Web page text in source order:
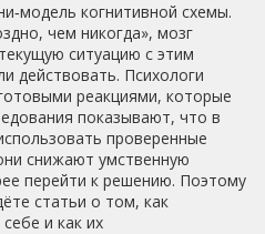
когнитивной схемы.
чем никогда», мозг
ситуацию с этим
действовать. Психологи
реакциями, которые
показывают, что в
проверенные
снижают умственную
перейти к решению. Поэтому
статьи о том, как
и как их